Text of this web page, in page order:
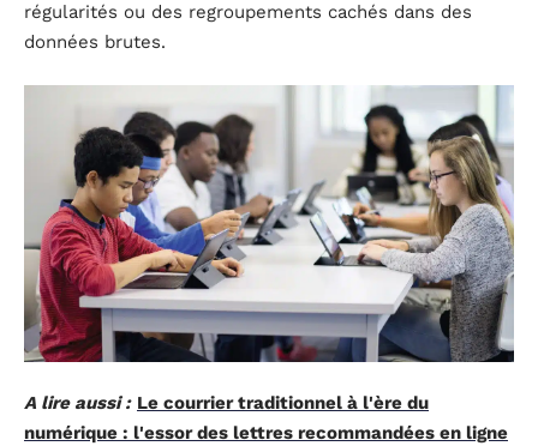
régularités ou des regroupements cachés dans des
données brutes.
A lire aussi : Le courrier traditionnel à l'ère du
numérique : l'essor des lettres recommandées en ligne